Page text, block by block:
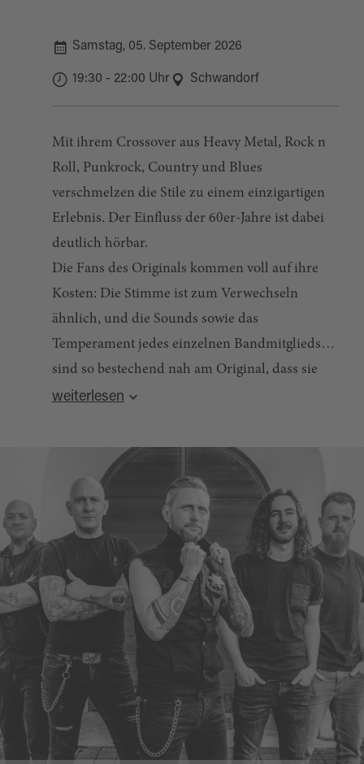
Samstag, 05. September 2026
19:30 - 22:00 Uhr Schwandorf
Mit ihrem Crossover aus Heavy Metal, Rock n
Roll, Punkrock, Country und Blues
verschmelzen die Stile zu einem einzigartigen
Erlebnis. Der Einfluss der 60er-Jahre ist dabei
deutlich hörbar.
Die Fans des Originals kommen voll auf ihre
Kosten: Die Stimme ist zum Verwechseln
ähnlich, und die Sounds sowie das
Temperament jedes einzelnen Bandmitglieds
sind so bestechend nah am Original, dass sie
jedem Vergleich standhalten!
www.der-kartenvorverkauf.de
Quelle:destination.one
weiterlesen